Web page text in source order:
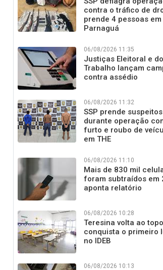
contra o tráfico de
prende 4 pessoas em
Parnaguá
06/08/2026 11:35
Justiças Eleitoral e do
Trabalho lançam
contra assédio
06/08/2026 11:32
SSP prende suspeitos
durante operação
furto e roubo de
em THE
06/08/2026 11:10
Mais de 830 mil
foram subtraídos em
aponta relatório
06/08/2026 10:28
Teresina volta ao
conquista o primeiro
no IDEB
06/08/2026 10:13